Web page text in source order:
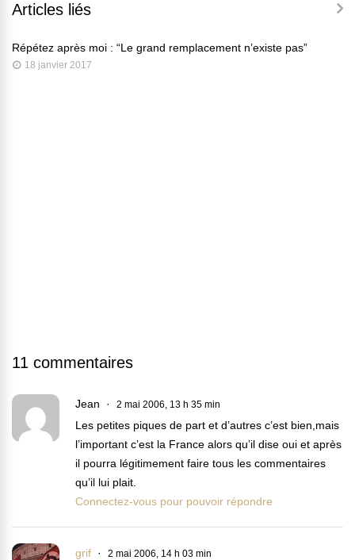
Articles liés
Répétez après moi : “Le grand remplacement n’existe pas”
18 janvier 2017
11 commentaires
Jean 2 mai 2006, 13 h 35 min
Les petites piques de part et d’autres c’est bien,mais
l’important c’est la France alors qu’il dise oui et après
il pourra légitimement faire tous les commentaires
qu’il lui plait.
Connectez-vous pour pouvoir répondre
grif 2 mai 2006, 14 h 03 min